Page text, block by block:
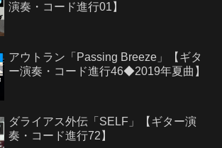
演奏・コード進行01】
アウトラン「Passing Breeze」【ギタ
ー演奏・コード進行46◆2019年夏曲】
ダライアス外伝「SELF」【ギター演
奏・コード進行72】